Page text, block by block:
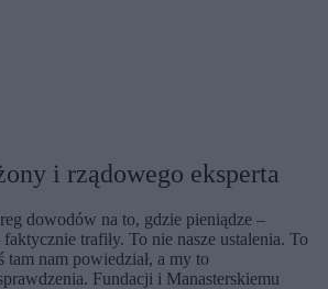
i rządowego eksperta
dowodów na to, gdzie pieniądze –
trafiły. To nie nasze ustalenia. To
tam nam powiedział, a my to
Fundacji i Manasterskiemu